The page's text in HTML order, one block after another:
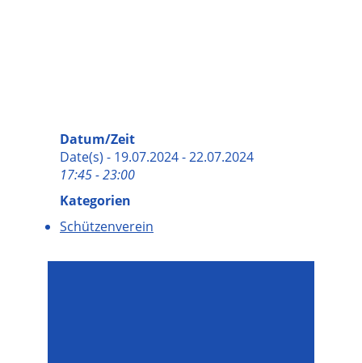
Datum/Zeit
Date(s) - 19.07.2024 - 22.07.2024
17:45 - 23:00
Kategorien
Schützenverein